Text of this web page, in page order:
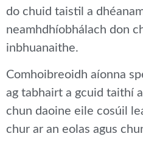
do chuid taistil a
neamhdhíobhálach don
inbhuanaithe.
Comhoibreoidh aíonna
ag tabhairt a gcuid taithí
chun daoine eile cosúil
chur ar an eolas agus